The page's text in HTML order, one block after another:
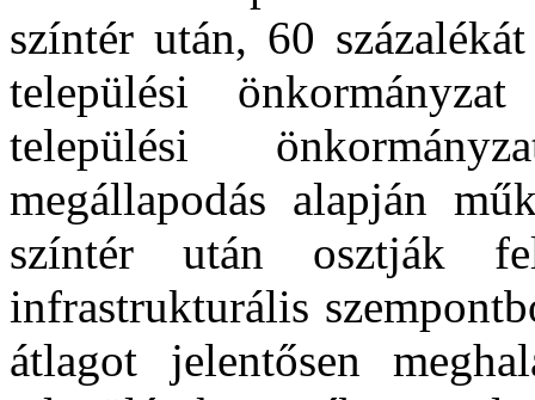
színtér után, 60
települési
települési
megállapodás alapján
színtér után osztják
infrastrukturális
átlagot jelentősen